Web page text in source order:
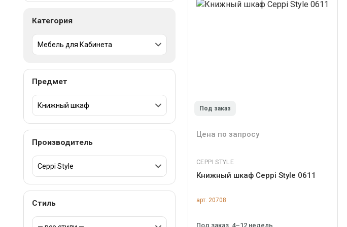
Категория
Предмет
Производитель
Стиль
Под заказ
Цена по запросу
CEPPI STYLE
Книжный шкаф Ceppi Style 0611
арт. 20708
Под заказ, 4–12 недель